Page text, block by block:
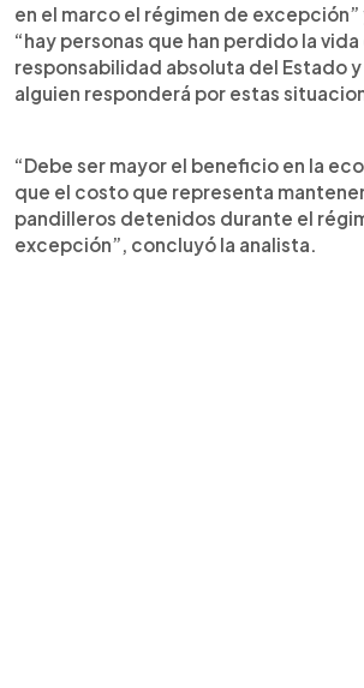
en el marco el régimen de excepción”
“hay personas que han perdido la
responsabilidad absoluta del Estado
alguien responderá por estas
“Debe ser mayor el beneficio en la
que el costo que representa
pandilleros detenidos durante el
excepción”, concluyó la analista.